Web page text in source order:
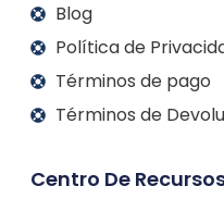
Blog
Política de
Términos de pago
Términos de
Centro De